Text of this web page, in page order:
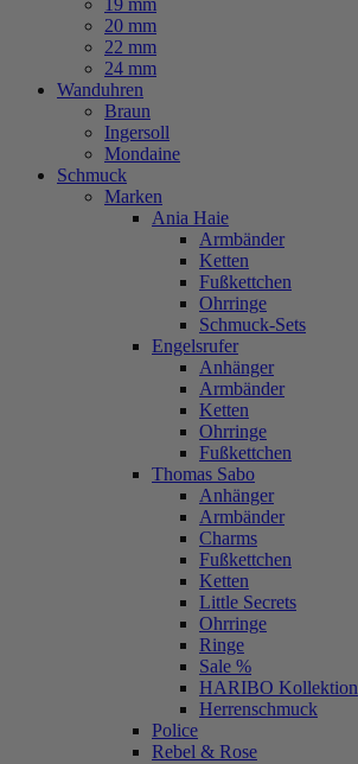
19 mm
20 mm
22 mm
24 mm
Wanduhren
Braun
Ingersoll
Mondaine
Schmuck
Marken
Ania Haie
Armbänder
Ketten
Fußkettchen
Ohrringe
Schmuck-Sets
Engelsrufer
Anhänger
Armbänder
Ketten
Ohrringe
Fußkettchen
Thomas Sabo
Anhänger
Armbänder
Charms
Fußkettchen
Ketten
Little Secrets
Ohrringe
Ringe
Sale %
HARIBO Kollektion
Herrenschmuck
Police
Rebel & Rose